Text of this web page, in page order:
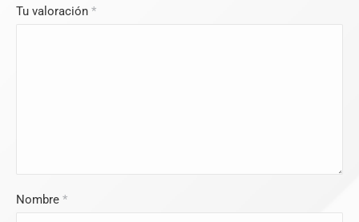
Tu valoración *
Nombre *